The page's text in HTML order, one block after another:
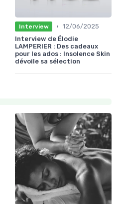
Interview • 12/06/2025
Interview de Élodie
LAMPERIER : Des cadeaux
pour les ados : Insolence Skin
dévoile sa sélection